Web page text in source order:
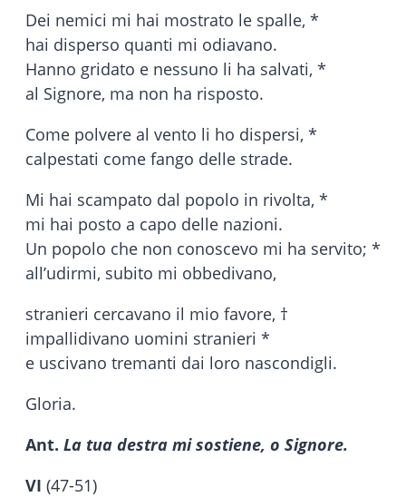
Dei nemici mi hai mostrato le spalle, *
hai disperso quanti mi odiavano.
Hanno gridato e nessuno li ha salvati, *
al Signore, ma non ha risposto.
Come polvere al vento li ho dispersi, *
calpestati come fango delle strade.
Mi hai scampato dal popolo in rivolta, *
mi hai posto a capo delle nazioni.
Un popolo che non conoscevo mi ha servito; *
all’udirmi, subito mi obbedivano,
stranieri cercavano il mio favore, †
impallidivano uomini stranieri *
e uscivano tremanti dai loro nascondigli.
Gloria.
Ant. La tua destra mi sostiene, o Signore.
VI (47-51)